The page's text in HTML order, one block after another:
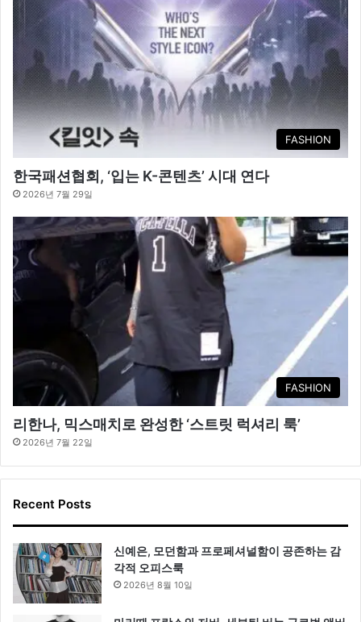
FASHION
한국패션협회, ‘입는 K-콘텐츠’ 시대 연다
2026년 7월 29일
FASHION
리한나, 믹스매치로 완성한 ‘스트릿 럭셔리 룩’
2026년 7월 22일
Recent Posts
신예은, 모던함과 프로페셔널함이 공존하는 감
각적 오피스룩
2026년 8월 10일